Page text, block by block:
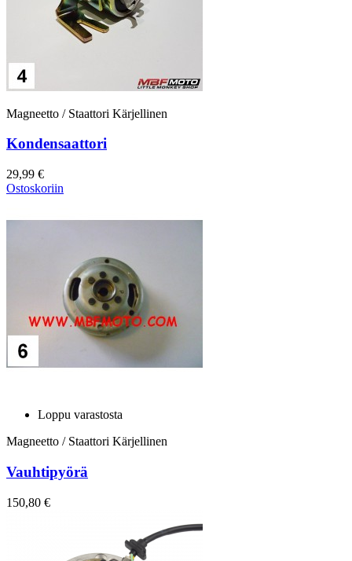
Magneetto / Staattori Kärjellinen
Kondensaattori
29,99 €
Ostoskoriin
Loppu varastosta
Magneetto / Staattori Kärjellinen
Vauhtipyörä
150,80 €